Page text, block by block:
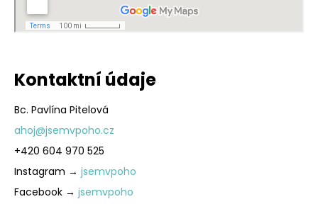
Kontaktní údaje
Bc. Pavlína Pitelová
ahoj@jsemvpoho.cz
+420 604 970 525
Instagram → jsemvpoho
Facebook → jsemvpoho
a
j
t
?